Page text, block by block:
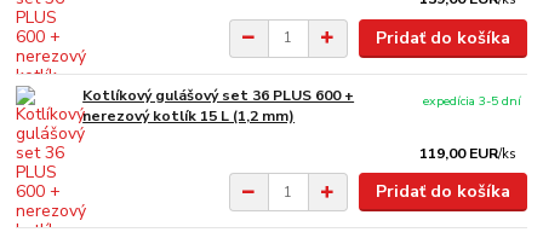
Pridať do košíka
Kotlíkový gulášový set 36 PLUS 600 +
nerezový kotlík 15 L (1,2 mm)
119,00 EUR/ks
expedícia 3-5 dní
Pridať do košíka